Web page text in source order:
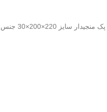
chevron piston seal پکینگ طبقاتی وی پک منجیدار سایز 220×200×30 جنس